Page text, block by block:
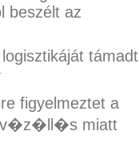
beszélt az
figyelmeztet a
v�z�ll�s miatt